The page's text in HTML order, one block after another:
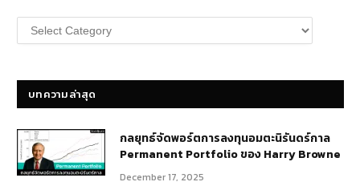
หมวด
หมู่
บทความล่าสุด
กลยุทธ์​จัดพอร์ตการลงทุนอมตะนิรันดร์กาล
Permanent Portfolio ของ Harry Browne
December 17, 2025